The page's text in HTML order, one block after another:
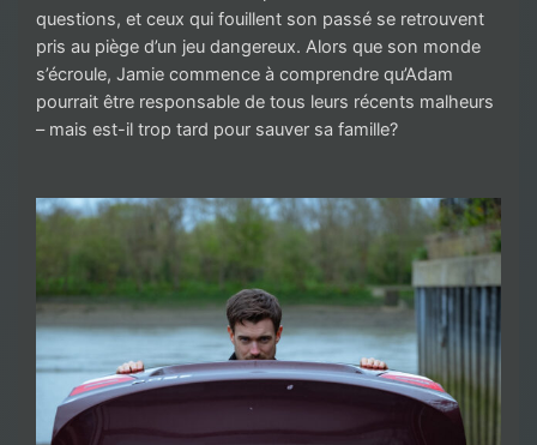
questions, et ceux qui fouillent son passé se retrouvent
pris au piège d’un jeu dangereux. Alors que son monde
s’écroule, Jamie commence à comprendre qu’Adam
pourrait être responsable de tous leurs récents malheurs
– mais est-il trop tard pour sauver sa famille?